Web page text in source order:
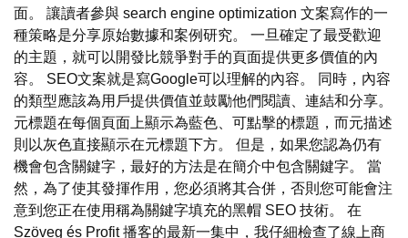
面。 讓讀者參與 search engine optimization 文案寫作的一
種策略是分享原始數據和案例研究。 一旦確定了最受歡迎
的主題，就可以開發比競爭對手的頁面提供更多價值的內
容。 SEO文案就是寫Google可以理解的內容。 同時，內容
的類型應該為用戶提供價值並鼓勵他們閱讀、連結和分享。
元標題在每個頁面上顯示為藍色、可點擊的標題，而元描述
則以灰色直接顯示在元標題下方。 但是，如果您認為仍有
機會包含關鍵字，最好的方法是在簡介中包含關鍵字。 當
然，為了使其發揮作用，您必須將其合併，否則您可能會注
意到您正在使用稱為關鍵字填充的黑帽 SEO 技術。 在
Szöveg és Profit 播客的最新一集中，我仔細檢查了線上商